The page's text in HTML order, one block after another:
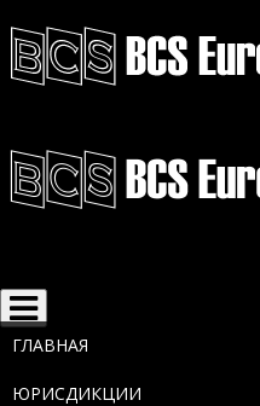
Toggle
navigation
ГЛАВНАЯ
ЮРИСДИКЦИИ